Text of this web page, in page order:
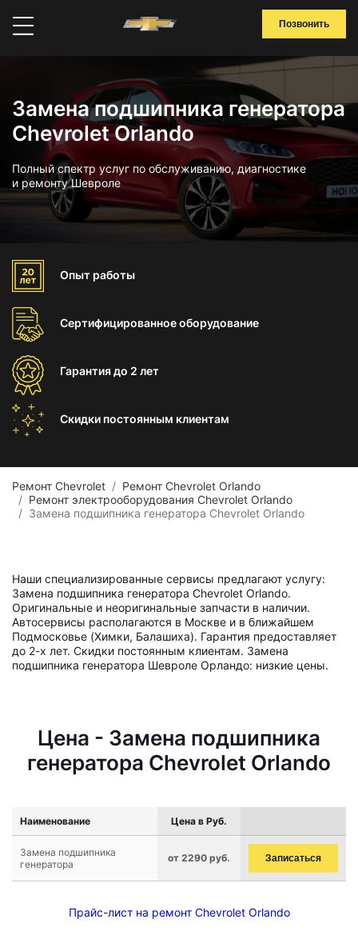
Позвонить
Замена подшипника генератора
Chevrolet Orlando
Полный спектр услуг по обслуживанию, диагностике
и ремонту Шевроле
Опыт работы
Сертифицированноеоборудование
Гарантиядо 2 лет
Скидки постоянным клиентам
Ремонт Chevrolet
Ремонт Chevrolet Orlando
Ремонт электрооборудования Chevrolet Orlando
Замена подшипника генератора Chevrolet Orlando
Наши специализированные сервисы предлагают услугу:
Замена подшипника генератора Chevrolet Orlando.
Оригинальные и неоригинальные запчасти в наличии.
Автосервисы располагаются в Москве и в ближайшем
Подмосковье (Химки, Балашиха). Гарантия предоставляет
до 2-х лет. Скидки постоянным клиентам. Замена
подшипника генератора Шевроле Орландо: низкие цены.
Цена - Замена подшипника
генератора Chevrolet Orlando
Наименование Цена в Руб.
Замена подшипника
генератора
от 2290 руб. Записаться
Прайс-лист на ремонт Chevrolet Orlando